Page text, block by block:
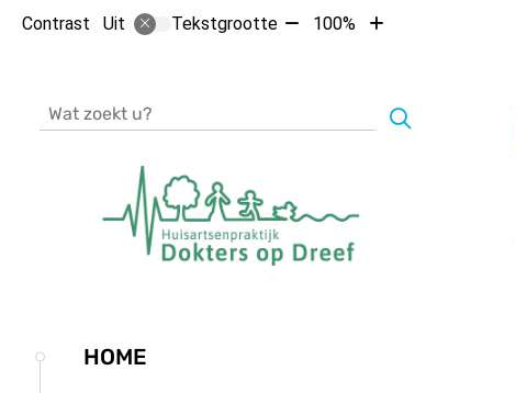
Contrast Uit Tekstgrootte Tekst100%
Tekst
Hoofdmenu
HOME